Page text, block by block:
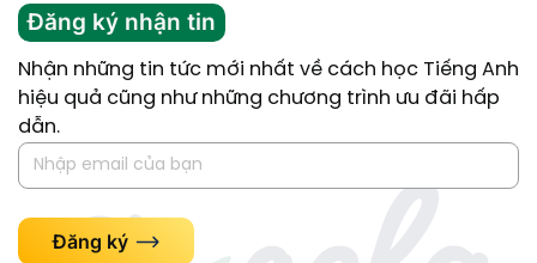
Đăng ký nhận tin
Nhận những tin tức mới nhất về cách học Tiếng Anh
hiệu quả cũng như những chương trình ưu đãi hấp
dẫn.
Đăng ký